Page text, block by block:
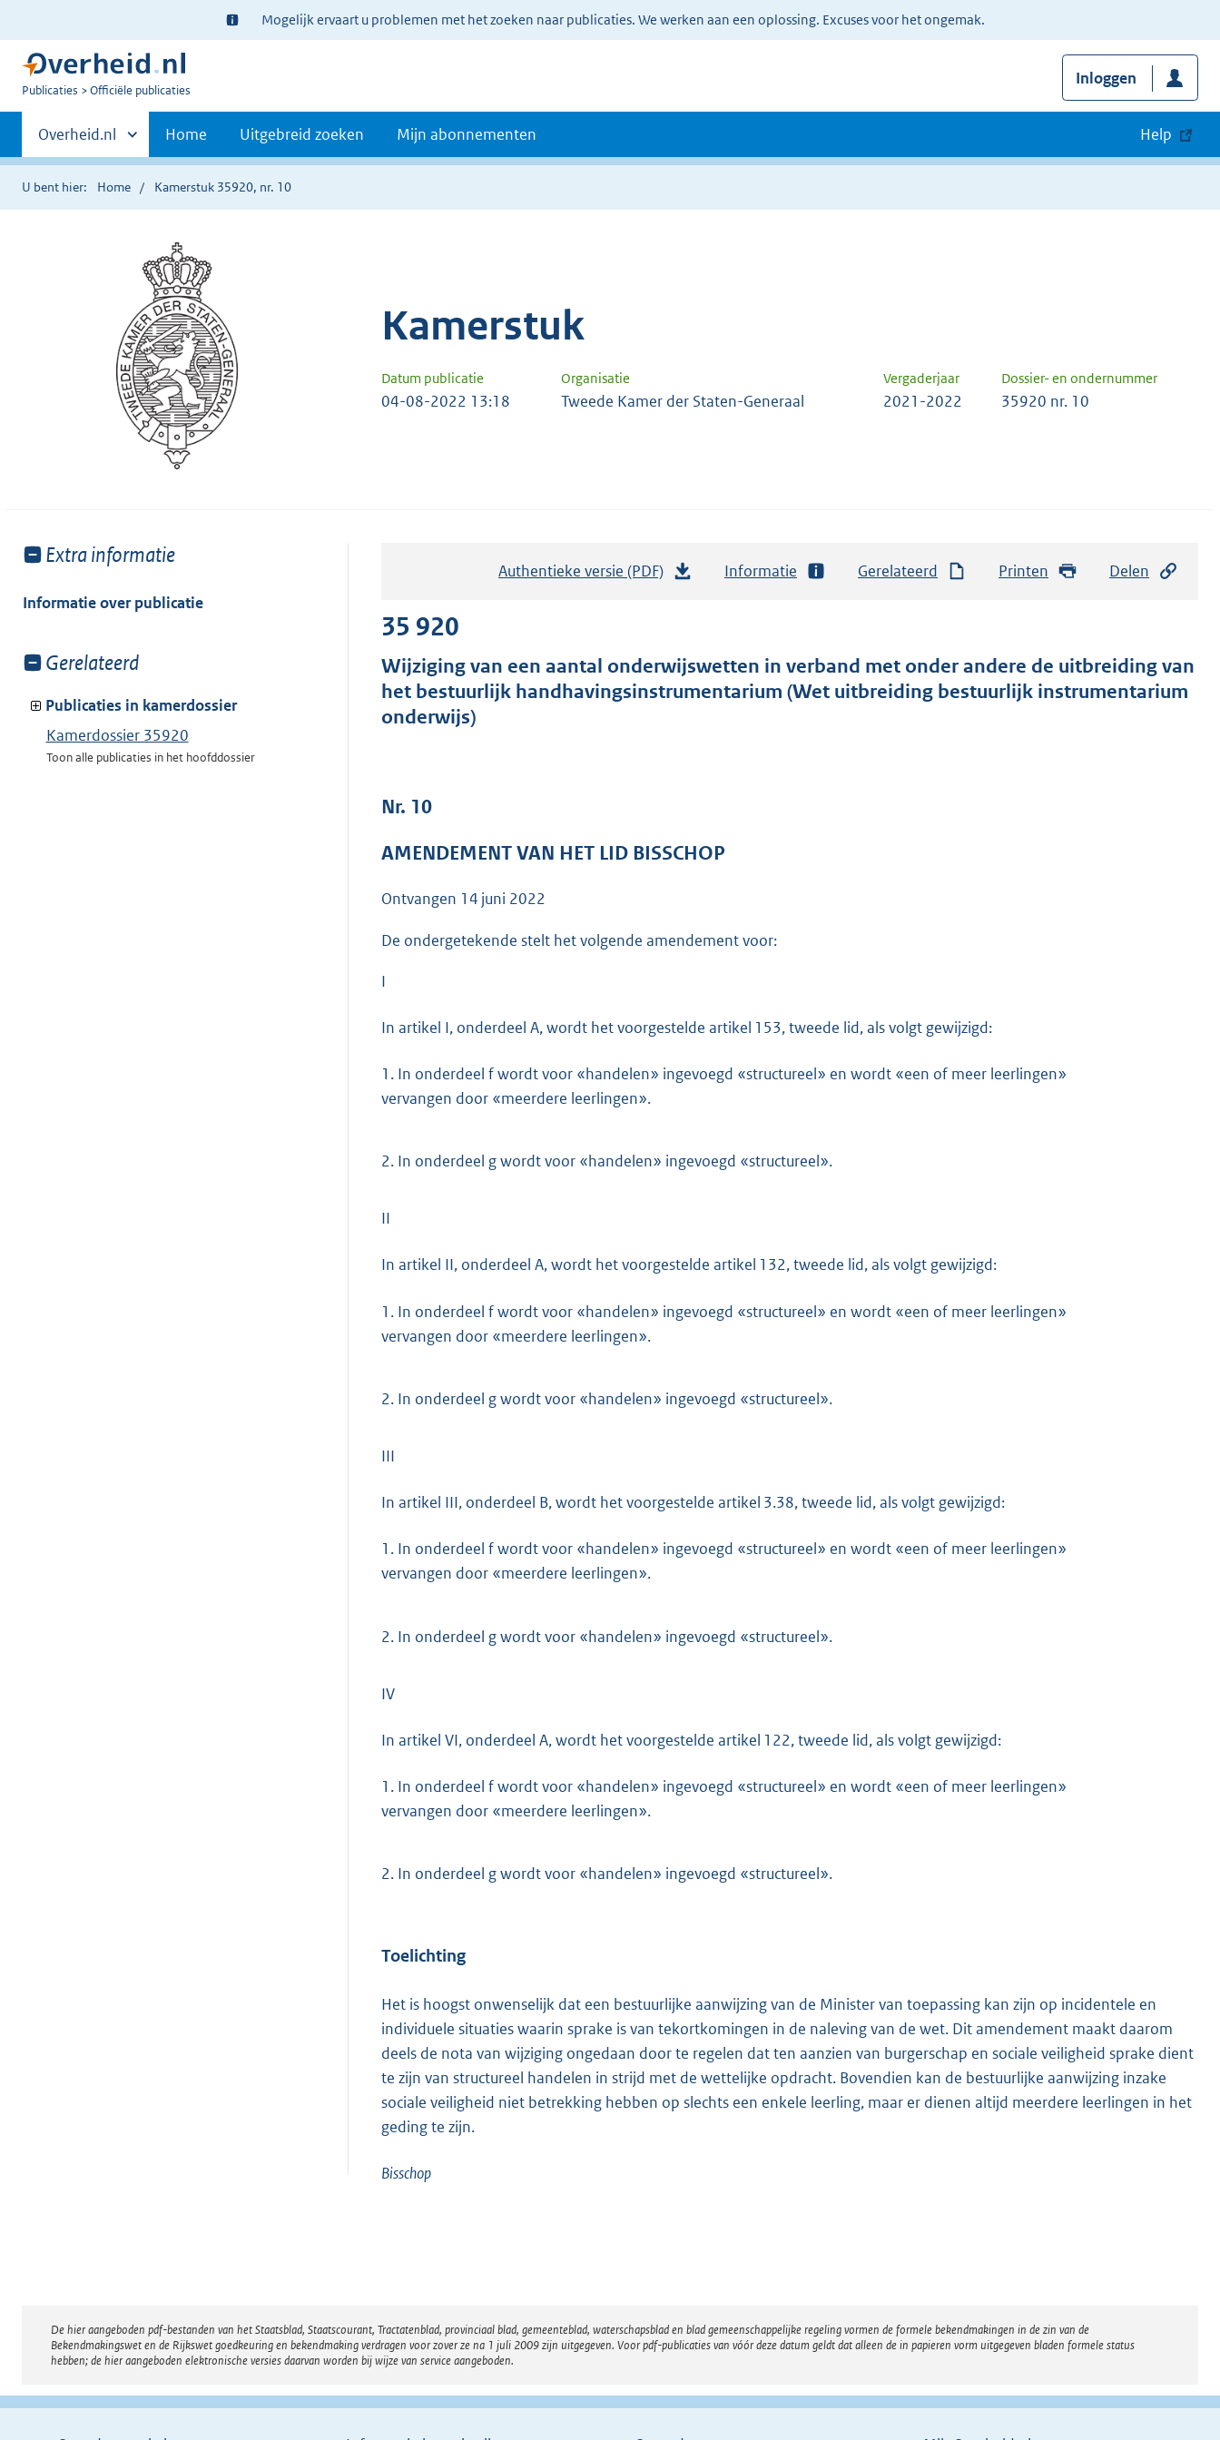
Ter
informatie:
Mogelijk ervaart u problemen met het zoeken naar publicaties. We werken aan een oplossing. Excuses voor het ongemak.
U
Publicaties Officiële publicaties
Inloggen
Primaire
navigatie
Andere
sites
binnen
Overheid.nl Home Uitgebreid zoeken Mijn abonnementen Help
U bent hier: Home Kamerstuk 35920, nr. 10
Kamerstuk
Datum publicatie Organisatie Vergaderjaar Dossier- en ondernummer
04-08-2022 13:18 Tweede Kamer der Staten-Generaal 2021-2022 35920 nr. 10
Toon
van:
Extra informatie
Informatie over publicatie
Toon
van:
Gerelateerd
Publicaties in kamerdossier
Kamerdossier 35920
Toon alle publicaties in het hoofddossier
Authentieke versie (PDF)
a
n
t
:
b
Informatie Gerelateerd Printen Delen
35 920
Wijziging van een aantal onderwijswetten in verband met onder andere de uitbreiding van
het bestuurlijk handhavingsinstrumentarium (Wet uitbreiding bestuurlijk instrumentarium
onderwijs)
Nr. 10
AMENDEMENT VAN HET LID BISSCHOP
Ontvangen 14 juni 2022
De ondergetekende stelt het volgende amendement voor:
I
In artikel I, onderdeel A, wordt het voorgestelde artikel 153, tweede lid, als volgt gewijzigd:
1. In onderdeel f wordt voor «handelen» ingevoegd «structureel» en wordt «een of meer leerlingen»
vervangen door «meerdere leerlingen».
2. In onderdeel g wordt voor «handelen» ingevoegd «structureel».
II
In artikel II, onderdeel A, wordt het voorgestelde artikel 132, tweede lid, als volgt gewijzigd:
1. In onderdeel f wordt voor «handelen» ingevoegd «structureel» en wordt «een of meer leerlingen»
vervangen door «meerdere leerlingen».
2. In onderdeel g wordt voor «handelen» ingevoegd «structureel».
III
In artikel III, onderdeel B, wordt het voorgestelde artikel 3.38, tweede lid, als volgt gewijzigd:
1. In onderdeel f wordt voor «handelen» ingevoegd «structureel» en wordt «een of meer leerlingen»
vervangen door «meerdere leerlingen».
2. In onderdeel g wordt voor «handelen» ingevoegd «structureel».
IV
In artikel VI, onderdeel A, wordt het voorgestelde artikel 122, tweede lid, als volgt gewijzigd:
1. In onderdeel f wordt voor «handelen» ingevoegd «structureel» en wordt «een of meer leerlingen»
vervangen door «meerdere leerlingen».
2. In onderdeel g wordt voor «handelen» ingevoegd «structureel».
Toelichting
Het is hoogst onwenselijk dat een bestuurlijke aanwijzing van de Minister van toepassing kan zijn op incidentele en
individuele situaties waarin sprake is van tekortkomingen in de naleving van de wet. Dit amendement maakt daarom
deels de nota van wijziging ongedaan door te regelen dat ten aanzien van burgerschap en sociale veiligheid sprake dient
te zijn van structureel handelen in strijd met de wettelijke opdracht. Bovendien kan de bestuurlijke aanwijzing inzake
sociale veiligheid niet betrekking hebben op slechts een enkele leerling, maar er dienen altijd meerdere leerlingen in het
geding te zijn.
Bisschop
Disclaimer
De hier aangeboden pdf-bestanden van het Staatsblad, Staatscourant, Tractatenblad, provinciaal blad, gemeenteblad, waterschapsblad en blad gemeenschappelijke regeling vormen de formele bekendmakingen in de zin van de
Bekendmakingswet en de Rijkswet goedkeuring en bekendmaking verdragen voor zover ze na 1 juli 2009 zijn uitgegeven. Voor pdf-publicaties van vóór deze datum geldt dat alleen de in papieren vorm uitgegeven bladen formele status
hebben; de hier aangeboden elektronische versies daarvan worden bij wijze van service aangeboden.